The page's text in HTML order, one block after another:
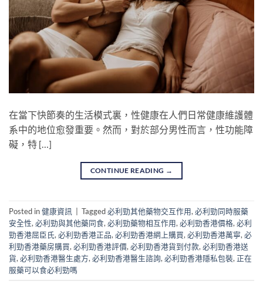
在當下快節奏的生活模式裏，性健康在人們日常健康維護體
系中的地位愈發重要。然而，對於部分男性而言，性功能障
礙，特 […]
CONTINUE READING →
Posted in健康資訊 Tagged必利勁其他藥物交互作用, 必利勁同時服藥
安全性, 必利勁與其他藥同食, 必利勁藥物相互作用, 必利勁香港價格, 必利
勁香港屈臣氏, 必利勁香港正品, 必利勁香港網上購買, 必利勁香港萬寧, 必
利勁香港藥房購買, 必利勁香港評價, 必利勁香港貨到付款, 必利勁香港送
貨, 必利勁香港醫生處方, 必利勁香港醫生諮詢, 必利勁香港隱私包裝, 正在
服藥可以食必利勁嗎